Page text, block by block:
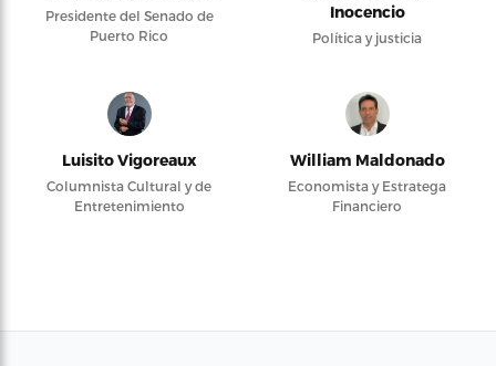
Presidente del Senado de
Puerto Rico
Inocencio
Política y justicia
Luisito Vigoreaux
Columnista Cultural y de
Entretenimiento
William Maldonado
Economista y Estratega
Financiero